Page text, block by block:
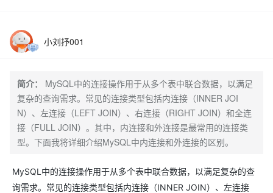
小刘抒001
简介：
MySQL中的连接操作用于从多个表中联合数据，以满足
复杂的查询需求。常见的连接类型包括内连接（INNER JOI
N）、左连接（LEFT JOIN）、右连接（RIGHT JOIN）和全连
接（FULL JOIN）。其中，内连接和外连接是最常用的连接类
型。下面我将详细介绍MySQL中内连接和外连接的区别。
MySQL中的连接操作用于从多个表中联合数据，以满足复杂的查
询需求。常见的连接类型包括内连接（INNER JOIN）、左连接